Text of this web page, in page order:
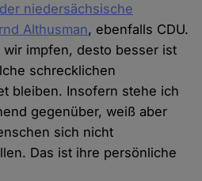
niedersächsische
Althusman, ebenfalls CDU.
impfen, desto besser ist
schrecklichen
bleiben. Insofern stehe ich
gegenüber, weiß aber
sich nicht
Das ist ihre persönliche